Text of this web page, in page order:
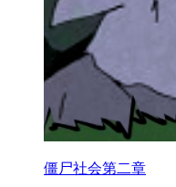
僵尸社会第二章